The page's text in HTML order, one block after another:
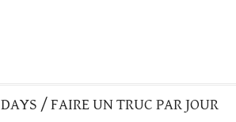
DAYS / FAIRE UN TRUC PAR JOUR